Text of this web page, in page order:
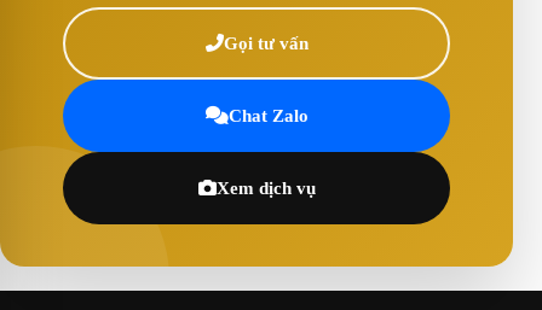
Gọi tư vấn
Chat Zalo
Xem dịch vụ